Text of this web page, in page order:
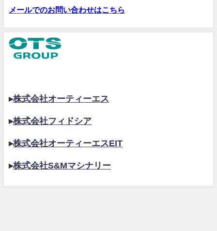
メールでのお問い合わせはこちら
▸株式会社オーティーエス
▸株式会社フィドシア
▸株式会社オーティーエスEIT
▸株式会社S&Mマシナリー